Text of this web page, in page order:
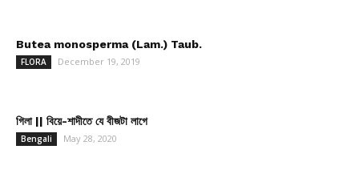
Butea monosperma (Lam.) Taub.
FLORA December 19, 2019
গিলা || বিয়ে-শাদীতে যে বীজটা লাগে
Bengali May 28, 2020